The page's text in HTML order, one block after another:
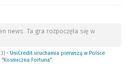
news. Ta gra rozpoczęła się w
• UniCredit uruchamia pierwszą w Polsce
Fortuna”